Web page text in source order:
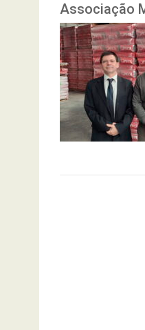
Associação